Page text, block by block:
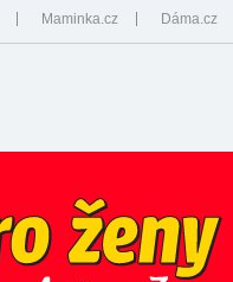
Maminka.cz Dáma.cz